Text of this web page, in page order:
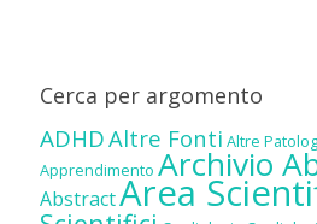
Cerca per argomento
ADHDAltre Fonti Altre
Apprendimento Archivio
AbstractArea